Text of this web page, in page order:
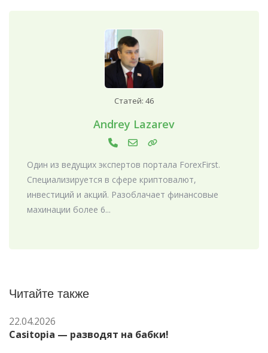
Статей: 46
Andrey Lazarev
Один из ведущих экспертов портала ForexFirst.
Специализируется в сфере криптовалют,
инвестиций и акций. Разоблачает финансовые
махинации более 6...
Читайте также
22.04.2026
Casitopia — разводят на бабки!